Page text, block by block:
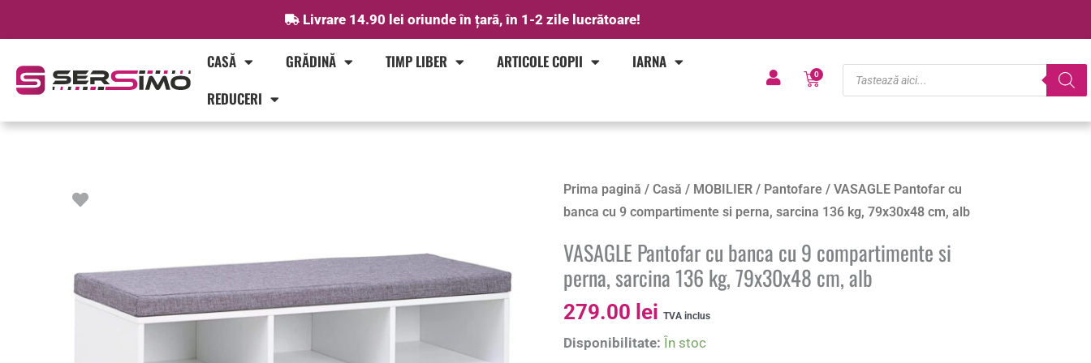
Livrare 14.90 lei oriunde în țară, în 1-2 zile lucrătoare!
CASĂ GRĂDINĂ TIMP LIBER ARTICOLE COPII
IARNA
REDUCERI
0
Cart
Products
search
Prima pagină /Casă / MOBILIER / Pantofare / VASAGLE Pantofar cu
banca cu 9 compartimente si perna, sarcina 136 kg, 79x30x48 cm, alb
VASAGLE Pantofar cu banca cu 9 compartimente si
perna, sarcina 136 kg, 79x30x48 cm, alb
279.00 lei TVA inclus
Disponibilitate: În stoc
Cantitate
VASAGLE
cu
banca
cu
compartimente